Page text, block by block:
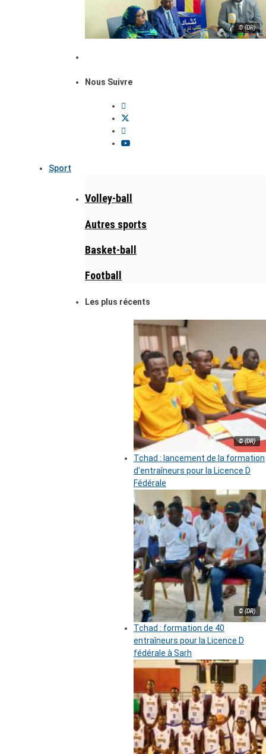
© (DR)
Nous Suivre
Sport
Volley-ball
Autres sports
Basket-ball
Football
Les plus récents
© (DR)
Tchad : lancement de la formation
d’entraîneurs pour la Licence D
Fédérale
© (DR)
Tchad : formation de 40
entraîneurs pour la Licence D
fédérale à Sarh